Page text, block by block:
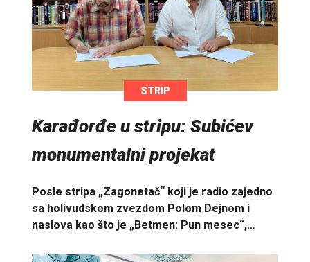
STRIP
Karađorđe u stripu: Subićev
monumentalni projekat
Posle stripa „Zagonetač“ koji je radio zajedno
sa holivudskom zvezdom Polom Dejnom i
naslova kao što je „Betmen: Pun mesec“,…